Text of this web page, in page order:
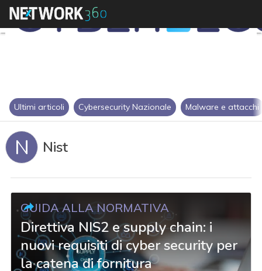
Ultimi articoli Cybersecurity Nazionale Malware e attacchi
N Nist
GUIDA ALLA NORMATIVA
Direttiva NIS2 e supply chain: i
nuovi requisiti di cyber security per
la catena di fornitura